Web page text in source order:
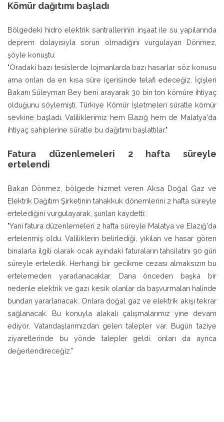
Kömür dağıtımı başladı
Bölgedeki hidro elektrik santrallerinin inşaat ile su yapılarında
deprem dolayısıyla sorun olmadığını vurgulayan Dönmez,
şöyle konuştu:
"Oradaki bazı tesislerde lojmanlarda bazı hasarlar söz konusu
ama onları da en kısa süre içerisinde telafi edeceğiz. İçişleri
Bakanı Süleyman Bey beni arayarak 30 bin ton kömüre ihtiyaç
olduğunu söylemişti. Türkiye Kömür İşletmeleri süratle kömür
sevkine başladı. Valiliklerimiz hem Elazığ hem de Malatya'da
ihtiyaç sahiplerine süratle bu dağıtımı başlattılar."
Fatura düzenlemeleri 2 hafta süreyle
ertelendi
Bakan Dönmez, bölgede hizmet veren Aksa Doğal Gaz ve
Elektrik Dağıtım Şirketinin tahakkuk dönemlerini 2 hafta süreyle
ertelediğini vurgulayarak, şunları kaydetti:
"Yani fatura düzenlemeleri 2 hafta süreyle Malatya ve Elazığ'da
ertelenmiş oldu. Valiliklerin belirlediği, yıkılan ve hasar gören
binalarla ilgili olarak ocak ayındaki faturaların tahsilatını 90 gün
süreyle erteledik. Herhangi bir gecikme cezası almaksızın bu
ertelemeden yararlanacaklar. Dana önceden başka bir
nedenle elektrik ve gazı kesik olanlar da başvurmaları halinde
bundan yararlanacak. Onlara doğal gaz ve elektrik akışı tekrar
sağlanacak. Bu konuyla alakalı çalışmalarımız yine devam
ediyor. Vatandaşlarımızdan gelen talepler var. Bugün taziye
ziyaretlerinde bu yönde talepler geldi. onları da ayrıca
değerlendireceğiz."